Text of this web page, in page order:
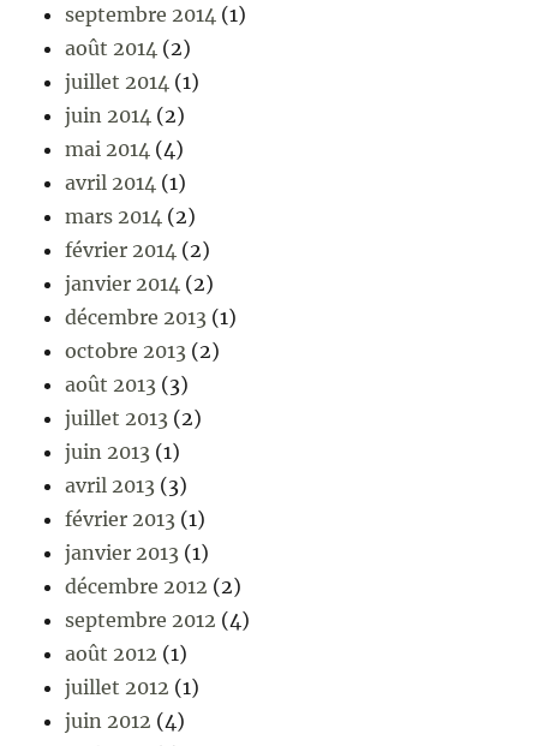
septembre 2014 (1)
août 2014 (2)
juillet 2014 (1)
juin 2014 (2)
mai 2014 (4)
avril 2014 (1)
mars 2014 (2)
février 2014 (2)
janvier 2014 (2)
décembre 2013 (1)
octobre 2013 (2)
août 2013 (3)
juillet 2013 (2)
juin 2013 (1)
avril 2013 (3)
février 2013 (1)
janvier 2013 (1)
décembre 2012 (2)
septembre 2012 (4)
août 2012 (1)
juillet 2012 (1)
juin 2012 (4)